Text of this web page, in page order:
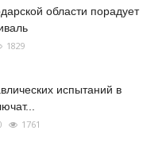
области порадует
1829
испытаний в
1761